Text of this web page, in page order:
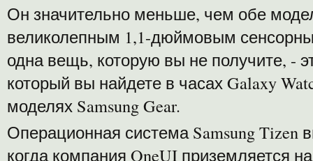
Он значительно меньше, чем обе
великолепным 1,1-дюймовым
одна вещь, которую вы не получите, -
который вы найдете в часах Galaxy
моделях Samsung Gear.
Операционная система Samsung Tizen
когда компания OneUI приземляется